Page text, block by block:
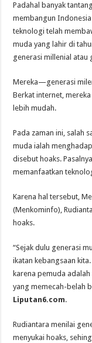
Padahal banyak
membangun
teknologi telah
muda yang lahir di
generasi millenial atau
Mereka—generasi
Berkat internet,
lebih mudah.
Pada zaman ini, salah
muda ialah
disebut hoaks.
memanfaatkan
Karena hal tersebut,
(Menkominfo),
hoaks.
“Sejak dulu generasi
ikatan kebangsaan
karena pemuda
yang memecah-belah
Liputan6.com.
Rudiantara menilai
menyukai hoaks,